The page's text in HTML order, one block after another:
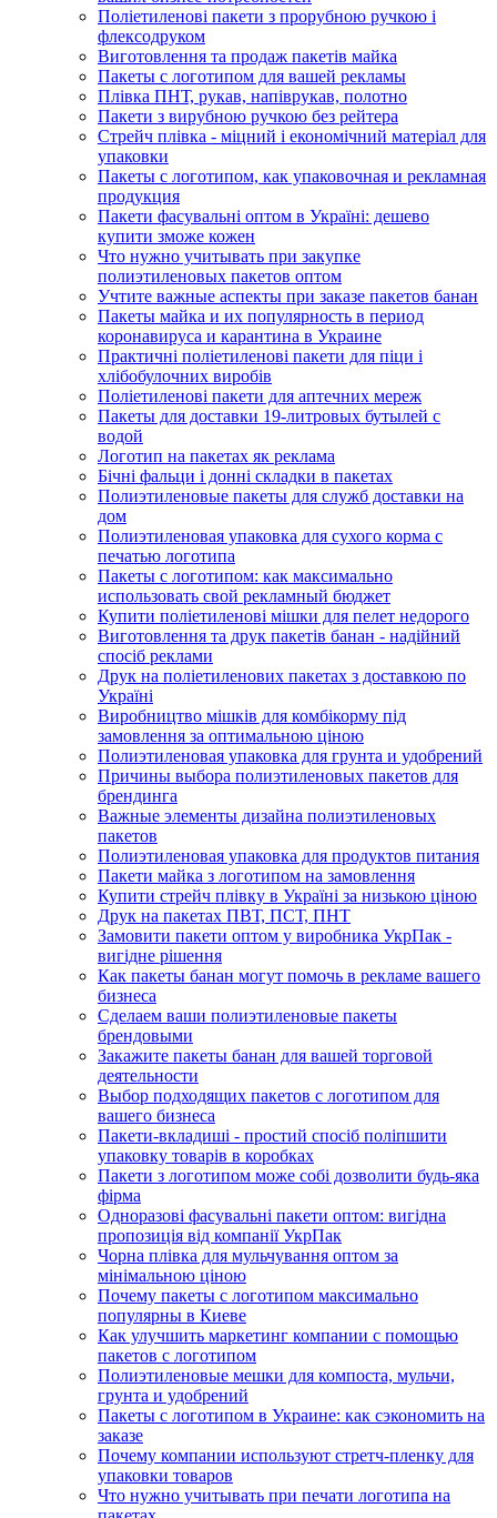
Поліетиленові пакети з прорубною ручкою і
флексодруком
Виготовлення та продаж пакетів майка
Пакеты с логотипом для вашей рекламы
Плівка ПНТ, рукав, напіврукав, полотно
Пакети з вирубною ручкою без рейтера
Стрейч плівка - міцний і економічний матеріал для
упаковки
Пакеты с логотипом, как упаковочная и рекламная
продукция
Пакети фасувальні оптом в Україні: дешево
купити зможе кожен
Что нужно учитывать при закупке
полиэтиленовых пакетов оптом
Учтите важные аспекты при заказе пакетов банан
Пакеты майка и их популярность в период
коронавируса и карантина в Украине
Практичні поліетиленові пакети для піци і
хлібобулочних виробів
Поліетиленові пакети для аптечних мереж
Пакеты для доставки 19-литровых бутылей с
водой
Логотип на пакетах як реклама
Бічні фальци і донні складки в пакетах
Полиэтиленовые пакеты для служб доставки на
дом
Полиэтиленовая упаковка для сухого корма с
печатью логотипа
Пакеты с логотипом: как максимально
использовать свой рекламный бюджет
Купити поліетиленові мішки для пелет недорого
Виготовлення та друк пакетів банан - надійний
спосіб реклами
Друк на поліетиленових пакетах з доставкою по
Україні
Виробництво мішків для комбікорму під
замовлення за оптимальною ціною
Полиэтиленовая упаковка для грунта и удобрений
Причины выбора полиэтиленовых пакетов для
брендинга
Важные элементы дизайна полиэтиленовых
пакетов
Полиэтиленовая упаковка для продуктов питания
Пакети майка з логотипом на замовлення
Купити стрейч плівку в Україні за низькою ціною
Друк на пакетах ПВТ, ПСТ, ПНТ
Замовити пакети оптом у виробника УкрПак -
вигідне рішення
Как пакеты банан могут помочь в рекламе вашего
бизнеса
Сделаем ваши полиэтиленовые пакеты
брендовыми
Закажите пакеты банан для вашей торговой
деятельности
Выбор подходящих пакетов с логотипом для
вашего бизнеса
Пакети-вкладиші - простий спосіб поліпшити
упаковку товарів в коробках
Пакети з логотипом може собі дозволити будь-яка
фірма
Одноразові фасувальні пакети оптом: вигідна
пропозиція від компанії УкрПак
Чорна плівка для мульчування оптом за
мінімальною ціною
Почему пакеты с логотипом максимально
популярны в Киеве
Как улучшить маркетинг компании с помощью
пакетов с логотипом
Полиэтиленовые мешки для компоста, мульчи,
грунта и удобрений
Пакеты с логотипом в Украине: как сэкономить на
заказе
Почему компании используют стретч-пленку для
упаковки товаров
Что нужно учитывать при печати логотипа на